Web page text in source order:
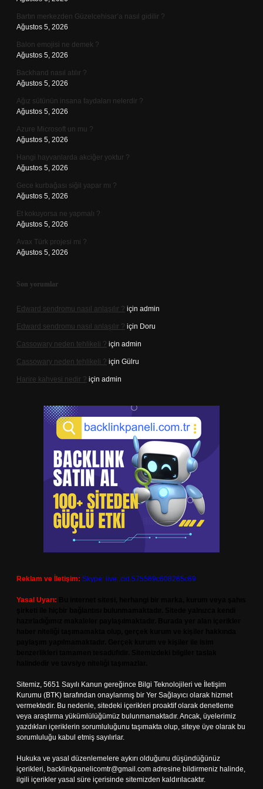
Bartın merkezden Güzelcehisar’a nasıl gidilir ?
Ağustos 5, 2026
Balon emojisi ne demek ?
Ağustos 5, 2026
Backhand nasıl atılır ?
Ağustos 5, 2026
Ağız sütünün insana faydaları nelerdir ?
Ağustos 5, 2026
Azure Microsoft un mu ?
Ağustos 5, 2026
Hangi hayvanlarda akciğer yoktur ?
Ağustos 5, 2026
Gece kurbağası siğil yapar mı ?
Ağustos 5, 2026
Et kokuyorsa ne yapmalı ?
Ağustos 5, 2026
Avax Türk projesi mi ?
Ağustos 5, 2026
Son yorumlar
Edward sendromu nasıl anlaşılır ? için admin
Edward sendromu nasıl anlaşılır ? için Doru
Cassowary neden tehlikeli ? için admin
Cassowary neden tehlikeli ? için Gülru
Harire kahvesi nedir ? için admin
Reklam ve İletişim: Skype: live:.cid.575569c608265c69
Yasal Uyarı:
Sitemiz, 5651 Sayılı Kanun gereğince Bilgi Teknolojileri ve İletişim
Kurumu (BTK) tarafından onaylanmış bir Yer Sağlayıcı olarak hizmet
vermektedir. Bu nedenle, sitedeki içerikleri proaktif olarak denetleme
veya araştırma yükümlülüğümüz bulunmamaktadır. Ancak, üyelerimiz
yazdıkları içeriklerin sorumluluğunu taşımakta olup, siteye üye olarak bu
sorumluluğu kabul etmiş sayılırlar.
Hukuka ve yasal düzenlemelere aykırı olduğunu düşündüğünüz
içerikleri, backlinkpanelicomtr@gmail.com adresine bildirmeniz halinde,
ilgili içerikler yasal süre içerisinde sitemizden kaldırılacaktır.